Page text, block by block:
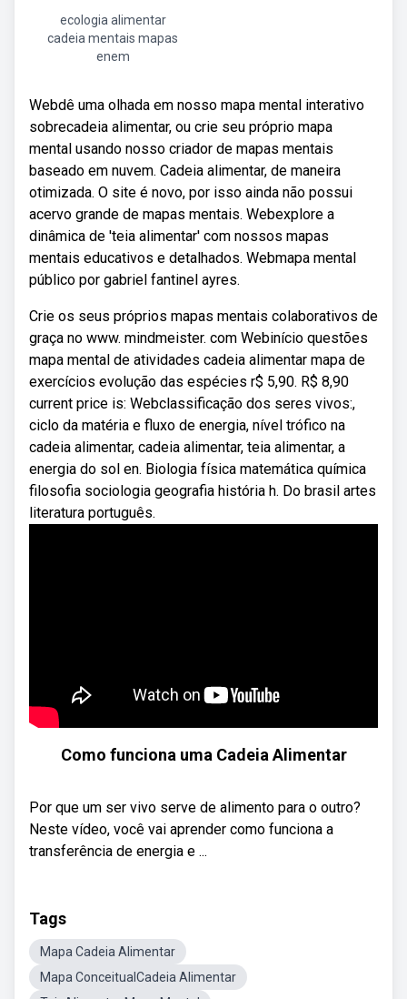
ecologia alimentar
cadeia mentais mapas
enem
Webdê uma olhada em nosso mapa mental interativo
sobrecadeia alimentar, ou crie seu próprio mapa
mental usando nosso criador de mapas mentais
baseado em nuvem. Cadeia alimentar, de maneira
otimizada. O site é novo, por isso ainda não possui
acervo grande de mapas mentais. Webexplore a
dinâmica de 'teia alimentar' com nossos mapas
mentais educativos e detalhados. Webmapa mental
público por gabriel fantinel ayres.
Crie os seus próprios mapas mentais colaborativos de
graça no www. mindmeister. com Webinício questões
mapa mental de atividades cadeia alimentar mapa de
exercícios evolução das espécies r$ 5,90. R$ 8,90
current price is: Webclassificação dos seres vivos:,
ciclo da matéria e fluxo de energia, nível trófico na
cadeia alimentar, cadeia alimentar, teia alimentar, a
energia do sol en. Biologia física matemática química
filosofia sociologia geografia história h. Do brasil artes
literatura português.
Como funciona uma Cadeia Alimentar
Por que um ser vivo serve de alimento para o outro?
Neste vídeo, você vai aprender como funciona a
transferência de energia e ...
Tags
Mapa Cadeia Alimentar
Mapa ConceitualCadeia Alimentar